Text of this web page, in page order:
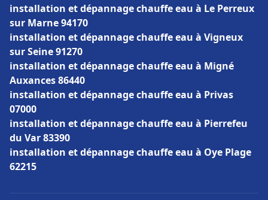
installation et dépannage chauffe eau à Le Perreux
sur Marne 94170
installation et dépannage chauffe eau à Vigneux
sur Seine 91270
installation et dépannage chauffe eau à Migné
Auxances 86440
installation et dépannage chauffe eau à Privas
07000
installation et dépannage chauffe eau à Pierrefeu
du Var 83390
installation et dépannage chauffe eau à Oye Plage
62215